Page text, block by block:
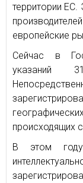
территории
европейские
Сейчас в
указаний
происходящих
В этом году